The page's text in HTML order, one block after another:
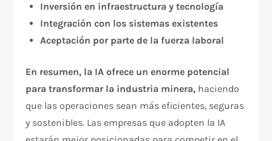
Inversión en infraestructura y tecnología
Integración con los sistemas existentes
Aceptación por parte de la fuerza laboral
En resumen, la IA ofrece un enorme potencial
para transformar la industria minera, haciendo
que las operaciones sean más eficientes, seguras
y sostenibles. Las empresas que adopten la IA